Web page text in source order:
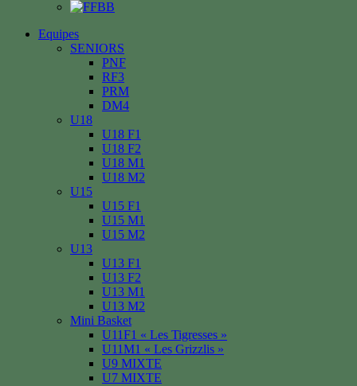
Equipes
SENIORS
PNF
RF3
PRM
DM4
U18
U18 F1
U18 F2
U18 M1
U18 M2
U15
U15 F1
U15 M1
U15 M2
U13
U13 F1
U13 F2
U13 M1
U13 M2
Mini Basket
U11F1 « Les Tigresses »
U11M1 « Les Grizzlis »
U9 MIXTE
U7 MIXTE